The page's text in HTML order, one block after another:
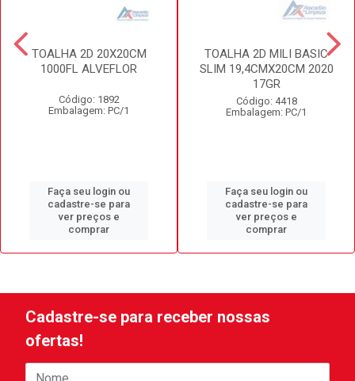
TOALHA 2D 20X20CM
1000FL ALVEFLOR
Código: 1892
Embalagem: PC/1
Faça seu login ou
cadastre-se para
ver preços e
comprar
TOALHA 2D MILI BASIC
SLIM 19,4CMX20CM 2020
17GR
Código: 4418
Embalagem: PC/1
Faça seu login ou
cadastre-se para
ver preços e
comprar
Cadastre-se para receber nossas
ofertas!